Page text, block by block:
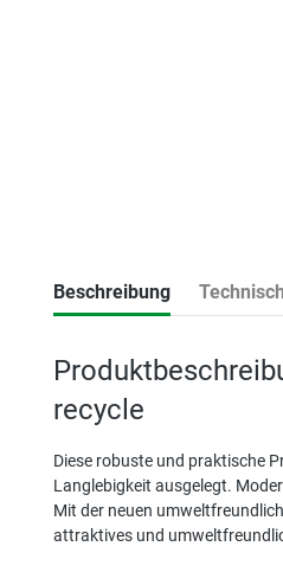
Beschreibung
recycle
Diese robuste und praktische
Langlebigkeit ausgelegt.
Mit der neuen
attraktives und